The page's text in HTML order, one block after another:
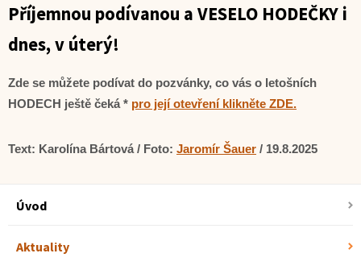
Příjemnou podívanou a VESELO HODEČKY i
dnes, v úterý!
Zde se můžete podívat do pozvánky, co vás o letošních
HODECH ještě čeká * pro její otevření klikněte ZDE.
Text: Karolína Bártová / Foto: Jaromír Šauer / 19.8.2025
Úvod
Aktuality